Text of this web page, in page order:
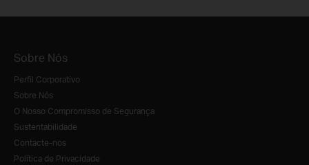
Sobre Nós
Perfil Corporativo
Sobre Nós
O Nosso Compromisso de Segurança
Sustentabilidade
Contacte-nos
Política de Privacidade